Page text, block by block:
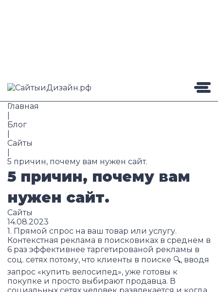
Главная
Блог
Сайты
5 причин, почему вам нужен сайт.
5 причин, почему вам
нужен сайт.
Сайты
14.08.2023
1. Прямой спрос на ваш товар или услугу.
Контекстная реклама в поисковиках в среднем в
6 раз эффективнее таргетированой рекламы в
соц. сетях потому, что клиенты в поиске 🔍, вводя
запрос «купить велосипед», уже готовы к
покупке и просто выбирают продавца. В